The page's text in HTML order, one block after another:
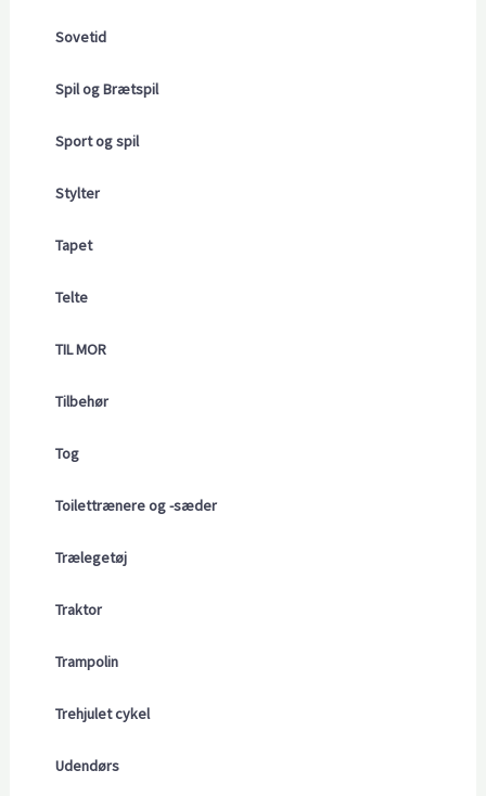
Sovetid
Spil og Brætspil
Sport og spil
Stylter
Tapet
Telte
TIL MOR
Tilbehør
Tog
Toilettrænere og -sæder
Trælegetøj
Traktor
Trampolin
Trehjulet cykel
Udendørs